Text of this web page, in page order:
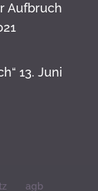
Aufbruch
13. Juni
agb